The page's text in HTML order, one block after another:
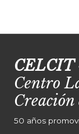
CELCIT
Centro
50 años